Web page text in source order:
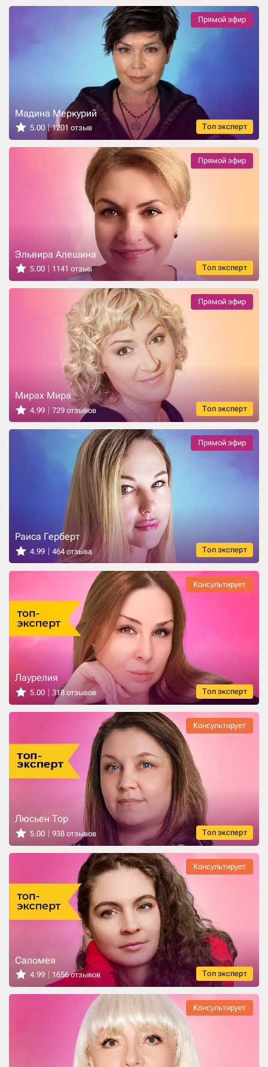
Прямой эфир
Топ эксперт
Мадина Меркурий
5.00 1201 отзыв
Прямой эфир
Топ эксперт
Эльвира Алешина
5.00 1141 отзыв
Прямой эфир
Топ эксперт
Мирах Мира
4.99 729 отзывов
Прямой эфир
Топ эксперт
Раиса Герберт
4.99 464 отзыва
Консультирует
Топ эксперт
Лаурелия
5.00 318 отзывов
Консультирует
Топ эксперт
Люсьен Тор
5.00 938 отзывов
Консультирует
Топ эксперт
Саломея
4.99 1656 отзывов
Консультирует